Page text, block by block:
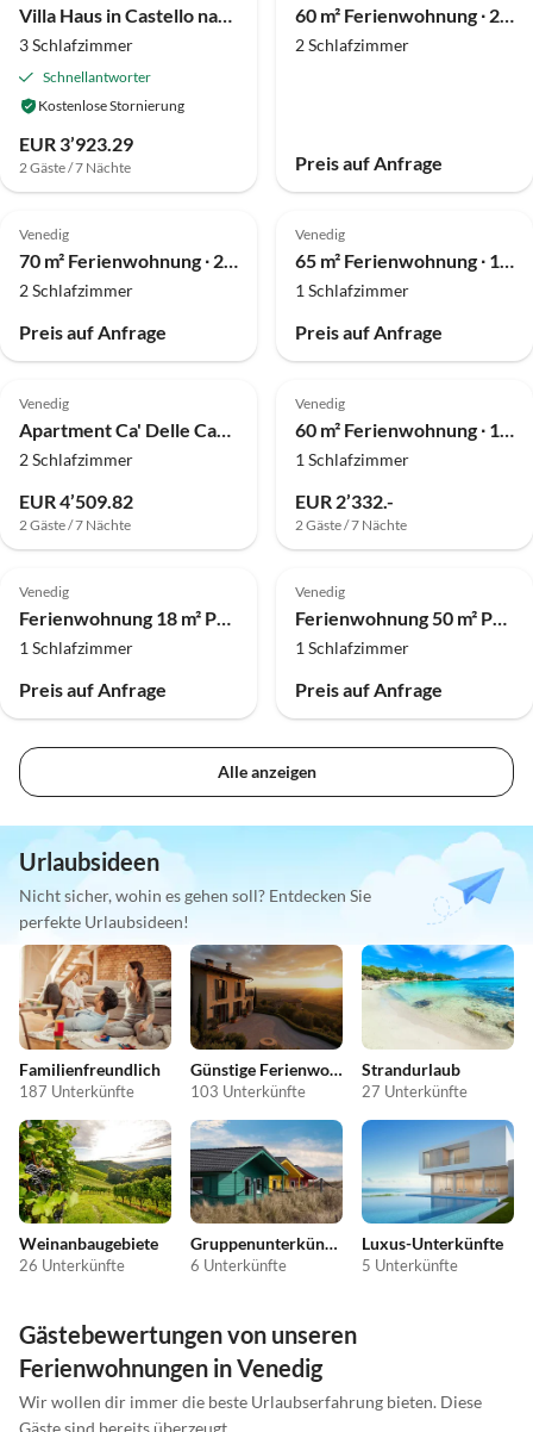
Villa Haus in Castello nahe Markusplatz
3 Schlafzimmer
Schnellantworter
Kostenlose Stornierung
EUR 3’923.29
2 Gäste / 7 Nächte
60 m² Ferienwohnung ∙ 2 Schlafzimmer ∙ 4 Gäste
2 Schlafzimmer
Preis auf Anfrage
Venedig
70 m² Ferienwohnung ∙ 2 Schlafzimmer ∙ 4 Gäste
2 Schlafzimmer
Preis auf Anfrage
Venedig
65 m² Ferienwohnung ∙ 1 Schlafzimmer ∙ 3 Gäste
1 Schlafzimmer
Preis auf Anfrage
Venedig
Apartment Ca' Delle Carrozze
2 Schlafzimmer
EUR 4’509.82
2 Gäste / 7 Nächte
Venedig
60 m² Ferienwohnung ∙ 1 Schlafzimmer ∙ 4 Gäste
1 Schlafzimmer
EUR 2’332.-
2 Gäste / 7 Nächte
Venedig
Ferienwohnung 18 m² Privatzimmer ∙ 1 Schlafzimmer ∙ 2 Gäste
1 Schlafzimmer
Preis auf Anfrage
Venedig
Ferienwohnung 50 m² Privatzimmer ∙ 1 Schlafzimmer ∙ 2 Gäste
1 Schlafzimmer
Preis auf Anfrage
Alle anzeigen
Urlaubsideen
Nicht sicher, wohin es gehen soll? Entdecken Sie
perfekte Urlaubsideen!
Familienfreundlich
187 Unterkünfte
Günstige Ferienwohnungen
103 Unterkünfte
Strandurlaub
27 Unterkünfte
Weinanbaugebiete
26 Unterkünfte
Gruppenunterkünfte
6 Unterkünfte
Luxus-Unterkünfte
5 Unterkünfte
Gästebewertungen von unseren
Ferienwohnungen in Venedig
Wir wollen dir immer die beste Urlaubserfahrung bieten. Diese
Gäste sind bereits überzeugt.